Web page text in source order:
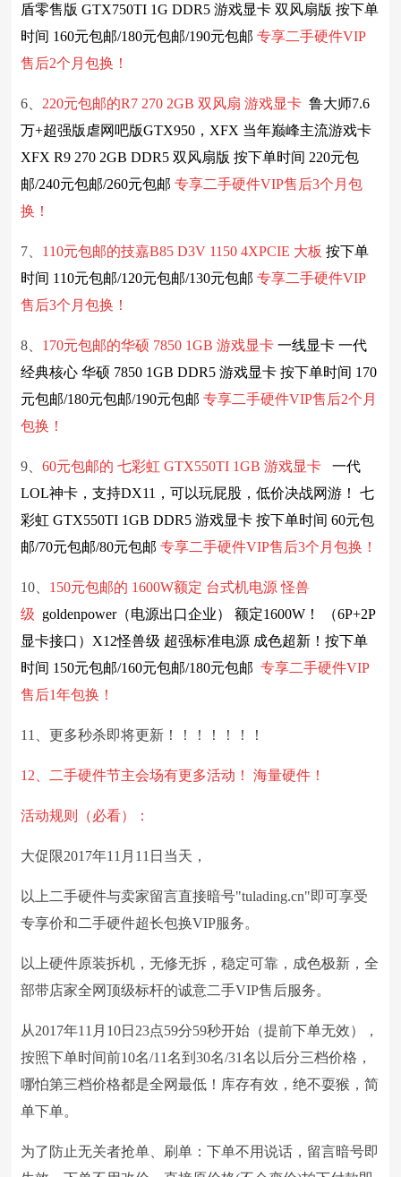
盾零售版 GTX750TI 1G DDR5 游戏显卡 双风扇版 按下单
时间 160元包邮/180元包邮/190元包邮 专享二手硬件VIP
售后2个月包换！
6、 220元包邮的R7 270 2GB 双风扇 游戏显卡鲁大师7.6
万+超强版虐网吧版GTX950，XFX 当年巅峰主流游戏卡
XFX R9 270 2GB DDR5 双风扇版 按下单时间 220元包
邮/240元包邮/260元包邮 专享二手硬件VIP售后3个月包
换！
7、 110元包邮的技嘉B85 D3V 1150 4XPCIE 大板 按下单
时间 110元包邮/120元包邮/130元包邮 专享二手硬件VIP
售后3个月包换！
8、 170元包邮的华硕 7850 1GB 游戏显卡 一线显卡 一代
经典核心 华硕 7850 1GB DDR5 游戏显卡 按下单时间 170
元包邮/180元包邮/190元包邮专享二手硬件VIP售后2个月
包换！
9、60元包邮的 七彩虹 GTX550TI 1GB 游戏显卡
一代
LOL神卡，支持DX11，可以玩屁股，低价决战网游！ 七
彩虹 GTX550TI 1GB DDR5 游戏显卡 按下单时间 60元包
邮/70元包邮/80元包邮 专享二手硬件VIP售后3个月包换！
10、 150元包邮的 1600W额定 台式机电源 怪兽
级 goldenpower（电源出口企业） 额定1600W！ （6P+2P
显卡接口）X12怪兽级 超强标准电源 成色超新！按下单
时间 150元包邮/160元包邮/180元包邮 专享二手硬件VIP
售后1年包换！
11、更多秒杀即将更新！！！！！！！
12、二手硬件节主会场有更多活动！ 海量硬件！
活动规则（必看）：
大促限2017年11月11日当天，
以上二手硬件与卖家留言直接暗号"tulading.cn"即可享受
专享价和二手硬件超长包换VIP服务。
以上硬件原装拆机，无修无拆，稳定可靠，成色极新，全
部带店家全网顶级标杆的诚意二手VIP售后服务。
从2017年11月10日23点59分59秒开始（提前下单无效），
按照下单时间前10名/11名到30名/31名以后分三档价格，
哪怕第三档价格都是全网最低！库存有效，绝不耍猴，简
单下单。
为了防止无关者抢单、刷单：下单不用说话，留言暗号即